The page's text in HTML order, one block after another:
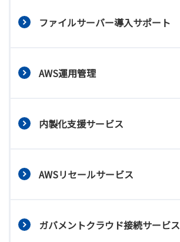
ファイルサーバー導入サポート
AWS運用管理
内製化支援サービス
AWSリセールサービス
ガバメントクラウド接続サービス